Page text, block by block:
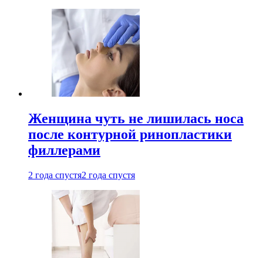
Женщина чуть не лишилась носа
после контурной ринопластики
филлерами
2 года спустя2 года спустя